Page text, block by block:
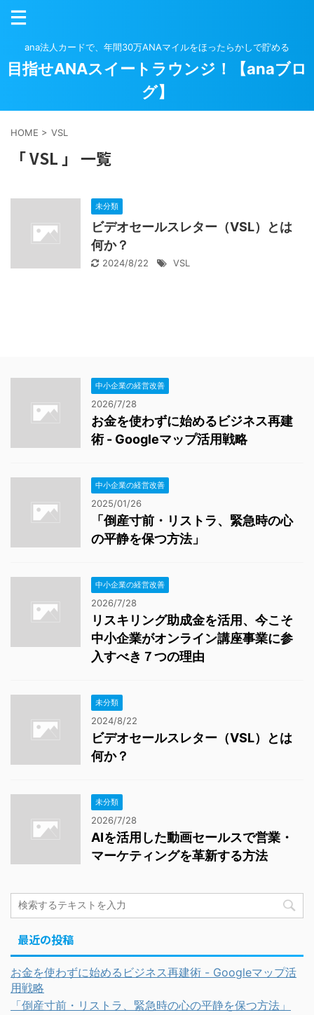
ana法人カードで、年間30万ANAマイルをほったらかしで貯める
目指せANAスイートラウンジ！【anaブロ
グ】
HOME > VSL
「 VSL 」 一覧
未分類
ビデオセールスレター（VSL）とは
何か？
2024/8/22 VSL
中小企業の経営改善
2026/7/28
お金を使わずに始めるビジネス再建
術 - Googleマップ活用戦略
中小企業の経営改善
2025/01/26
「倒産寸前・リストラ、緊急時の心
の平静を保つ方法」
中小企業の経営改善
2026/7/28
リスキリング助成金を活用、今こそ
中小企業がオンライン講座事業に参
入すべき７つの理由
未分類
2024/8/22
ビデオセールスレター（VSL）とは
何か？
未分類
2026/7/28
AIを活用した動画セールスで営業・
マーケティングを革新する方法
最近の投稿
お金を使わずに始めるビジネス再建術 - Googleマップ活
用戦略
「倒産寸前・リストラ、緊急時の心の平静を保つ方法」